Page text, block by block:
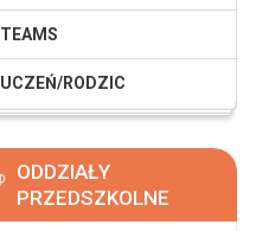
TEAMS
UCZEŃ/RODZIC
ODDZIAŁY
PRZEDSZKOLNE